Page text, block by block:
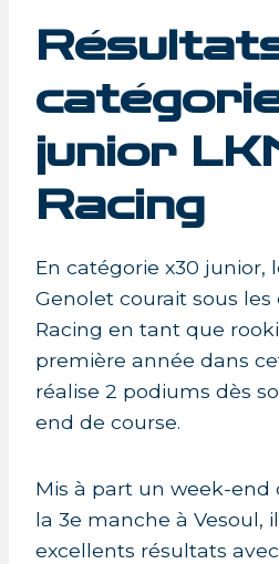
junior
Racing
En catégorie x30 junior,
Genolet courait sous les
Racing en tant que
première année dans
réalise 2 podiums dès
end de course.
Mis à part un week-end
la 3e manche à Vesoul,
excellents résultats